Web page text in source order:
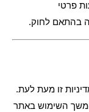
פרטי
בהתאם לחוק.
זו מעת לעת.
השימוש באתר